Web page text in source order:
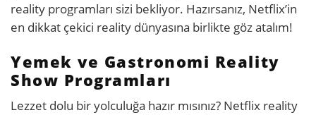
reality programları sizi bekliyor. Hazırsanız, Netflix’in
en dikkat çekici reality dünyasına birlikte göz atalım!
Yemek ve Gastronomi Reality
Show Programları
Lezzet dolu bir yolculuğa hazır mısınız? Netflix reality